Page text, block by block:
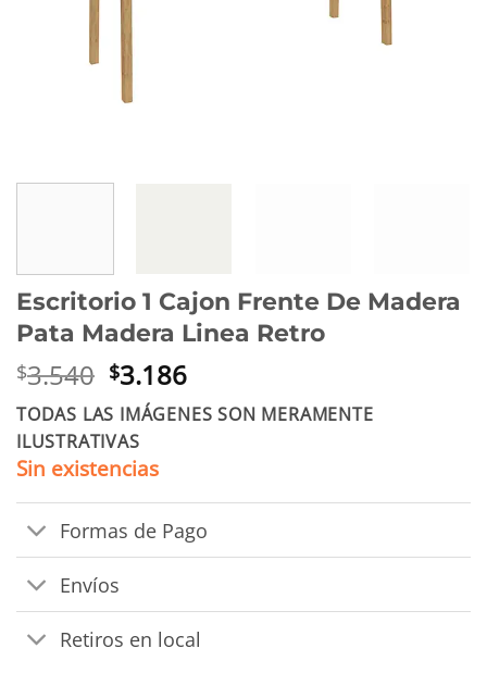
Escritorio 1 Cajon Frente De Madera
Pata Madera Linea Retro
$3.540 El
precio
original
era:
$3.540.
$3.186El
precio
actual
TODAS LAS IMÁGENES SON MERAMENTE
ILUSTRATIVAS
Sin existencias
Formas de Pago
Envíos
Retiros en local